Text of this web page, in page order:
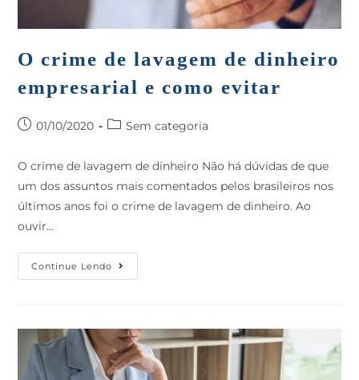
O crime de lavagem de dinheiro
empresarial e como evitar
01/10/2020 Sem categoria
O crime de lavagem de dinheiro Não há dúvidas de que
um dos assuntos mais comentados pelos brasileiros nos
últimos anos foi o crime de lavagem de dinheiro. Ao
ouvir…
Continue Lendo